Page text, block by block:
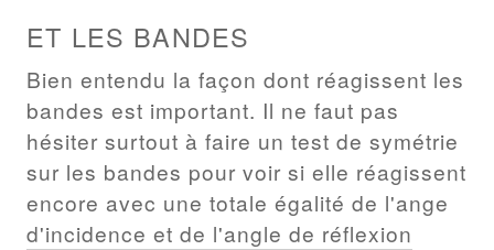
ET LES BANDES
Bien entendu la façon dont réagissent les
bandes est important. Il ne faut pas
hésiter surtout à faire un test de symétrie
sur les bandes pour voir si elle réagissent
encore avec une totale égalité de l'ange
d'incidence et de l'angle de réflexion